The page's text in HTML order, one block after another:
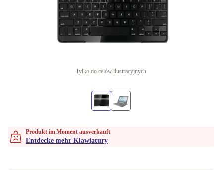
Tylko do celów ilustracyjnych
Produkt im Moment ausverkauft
Entdecke mehr Klawiatury